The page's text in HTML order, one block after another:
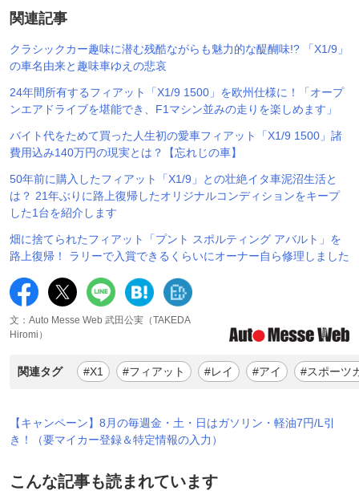
関連記事
クラシックカー趣味に潜む残酷ながらも魅力的な醍醐味!? 「X1/9」
の車名由来と趣味車ゆえの悲哀
24年間所有するフィアット「X1/9 1500」を欧州仕様に！「オープ
ンエアドライブを堪能でき、F1マシン並みの走りを楽しめます」
バイト代をためて買った人生初の愛車フィアット「X1/9 1500」諸
費用込み140万円の現実とは？【忘れじの車】
50年前に購入したフィアット「X1/9」との壮絶イタ車泥沼生活と
は？ 21年ぶりに路上復帰したオリジナルコンディションをキープ
した1台を紹介します
畑に捨てられたフィアット「プント スポルティング アバルト」を
路上復帰！ ラリーで入賞できるくらいにオーナー自ら修理しました
文：Auto Messe Web 武田公実（TAKEDA
Hiromi）
関連タグ #X1 #フィアット #レイ #アイ #スポーツ
【キャンペーン】8月の毎週金・土・日はガソリン・軽油7円/L引
き！（要マイカー登録＆特定情報の入力）
こんな記事も読まれています